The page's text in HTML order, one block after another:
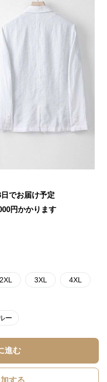
でお届け予定
円かかります
2XL 3XL 4XL
ー
進む
する